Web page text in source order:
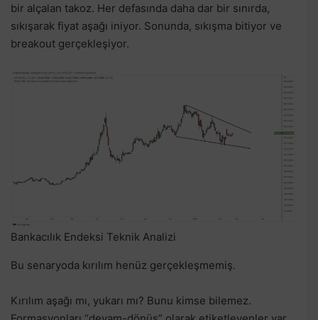
bir alçalan takoz. Her defasında daha dar bir sınırda,
sıkışarak fiyat aşağı iniyor. Sonunda, sıkışma bitiyor ve
breakout gerçekleşiyor.
Bankacılık Endeksi Teknik Analizi
Bu senaryoda kırılım henüz gerçekleşmemiş.
Kırılım aşağı mı, yukarı mı? Bunu kimse bilemez.